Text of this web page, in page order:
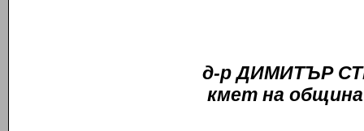
д-рДИМИТЪР
кмет на община